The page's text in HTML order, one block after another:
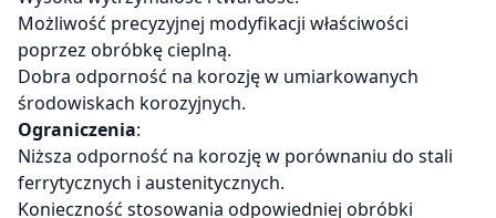
Możliwość precyzyjnej modyfikacji właściwości
poprzez obróbkę cieplną.
Dobra odporność na korozję w umiarkowanych
środowiskach korozyjnych.
Ograniczenia:
Niższa odporność na korozję w porównaniu do stali
ferrytycznych i austenitycznych.
Konieczność stosowania odpowiedniej obróbki